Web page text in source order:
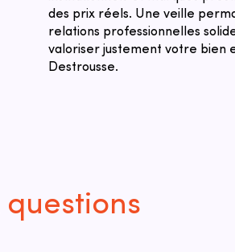
des prix réels. Une veille
relations professionnelles
valoriser justement votre bien
Destrousse.
questions